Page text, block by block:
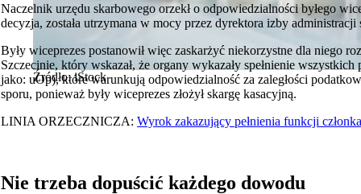
Źródło: iStock
Naczelnik urzędu skarbowego orzekł o odpowiedzialności byłego
decyzja, została utrzymana w mocy przez dyrektora izby administracji
Były wiceprezes postanowił więc zaskarżyć niekorzystne dla niego
Szczecinie, który wskazał, że organy wykazały spełnienie wszystkich
jako: uOp), które warunkują odpowiedzialność za zaległości
sporu, ponieważ były wiceprezes złożył skargę kasacyjną.
LINIA ORZECZNICZA: Wyrok zakazujący pełnienia funkcji
Nie trzeba dopuścić każdego dowodu